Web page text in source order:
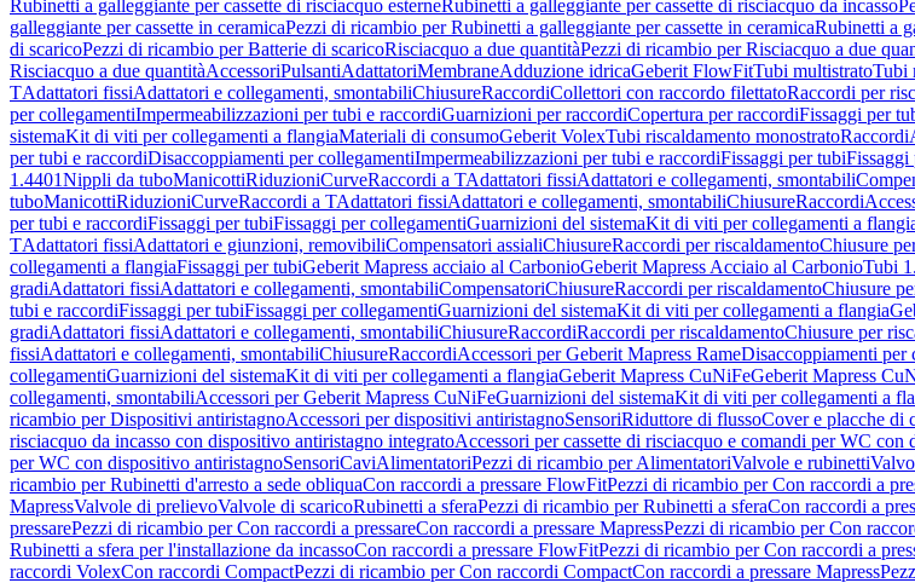
Rubinetti a galleggiante per cassette di risciacquo esterneRubinetti a galleggiante per cassette di risciacquo da incasso
galleggiante per cassette in ceramicaPezzi di ricambio per Rubinetti a galleggiante per cassette in ceramicaRubinetti a
di scaricoPezzi di ricambio per Batterie di scaricoRisciacquo a due quantitàPezzi di ricambio per Risciacquo a due
Risciacquo a due quantitàAccessoriPulsantiAdattatoriMembraneAdduzione idricaGeberit FlowFitTubi multistratoTubi
TAdattatori fissiAdattatori e collegamenti, smontabiliChiusureRaccordiCollettori con raccordo filettatoRaccordi per
per collegamentiImpermeabilizzazioni per tubi e raccordiGuarnizioni per raccordiCopertura per raccordiFissaggi per
sistemaKit di viti per collegamenti a flangiaMateriali di consumoGeberit VolexTubi riscaldamento monostratoRaccordi
per tubi e raccordiDisaccoppiamenti per collegamentiImpermeabilizzazioni per tubi e raccordiFissaggi per tubiFissaggi
1.4401Nippli da tuboManicottiRiduzioniCurveRaccordi a TAdattatori fissiAdattatori e collegamenti, smontabili
tuboManicottiRiduzioniCurveRaccordi a TAdattatori fissiAdattatori e collegamenti, smontabiliChiusureRaccordi
per tubi e raccordiFissaggi per tubiFissaggi per collegamentiGuarnizioni del sistemaKit di viti per collegamenti a
TAdattatori fissiAdattatori e giunzioni, removibiliCompensatori assialiChiusureRaccordi per riscaldamentoChiusure
collegamenti a flangiaFissaggi per tubiGeberit Mapress acciaio al CarbonioGeberit Mapress Acciaio al CarbonioTubi
gradiAdattatori fissiAdattatori e collegamenti, smontabiliCompensatoriChiusureRaccordi per riscaldamentoChiusure
tubi e raccordiFissaggi per tubiFissaggi per collegamentiGuarnizioni del sistemaKit di viti per collegamenti a flangia
gradiAdattatori fissiAdattatori e collegamenti, smontabiliChiusureRaccordiRaccordi per riscaldamentoChiusure per
fissiAdattatori e collegamenti, smontabiliChiusureRaccordiAccessori per Geberit Mapress RameDisaccoppiamenti per
collegamentiGuarnizioni del sistemaKit di viti per collegamenti a flangiaGeberit Mapress CuNiFeGeberit Mapress
collegamenti, smontabiliAccessori per Geberit Mapress CuNiFeGuarnizioni del sistemaKit di viti per collegamenti a
ricambio per Dispositivi antiristagnoAccessori per dispositivi antiristagnoSensoriRiduttore di flussoCover e placche di
risciacquo da incasso con dispositivo antiristagno integratoAccessori per cassette di risciacquo e comandi per WC con
per WC con dispositivo antiristagnoSensoriCaviAlimentatoriPezzi di ricambio per AlimentatoriValvole e rubinetti
ricambio per Rubinetti d'arresto a sede obliquaCon raccordi a pressare FlowFitPezzi di ricambio per Con raccordi a
MapressValvole di prelievoValvole di scaricoRubinetti a sferaPezzi di ricambio per Rubinetti a sferaCon raccordi a
pressarePezzi di ricambio per Con raccordi a pressareCon raccordi a pressare MapressPezzi di ricambio per Con
Rubinetti a sfera per l'installazione da incassoCon raccordi a pressare FlowFitPezzi di ricambio per Con raccordi a
raccordi VolexCon raccordi CompactPezzi di ricambio per Con raccordi CompactCon raccordi a pressare Mapress